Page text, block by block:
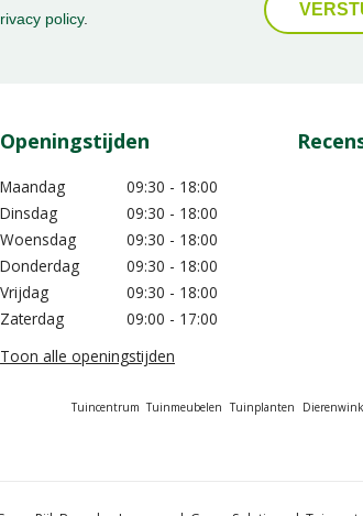
policy.
Openingstijden
Maandag
09:30 - 18:00
Dinsdag
09:30 - 18:00
Woensdag
09:30 - 18:00
Donderdag
09:30 - 18:00
Vrijdag
09:30 - 18:00
Zaterdag
09:00 - 17:00
Toon alle openingstijden
Tuincentrum Tuinmeubelen Tuinplanten